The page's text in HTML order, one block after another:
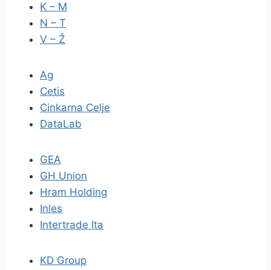
K – M
N – T
V – Ž
Ag
Cetis
Cinkarna Celje
DataLab
GEA
GH Union
Hram Holding
Inles
Intertrade Ita
KD Group